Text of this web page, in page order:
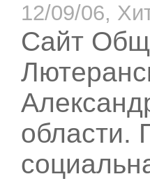
12/09/06,
Сайт
области.